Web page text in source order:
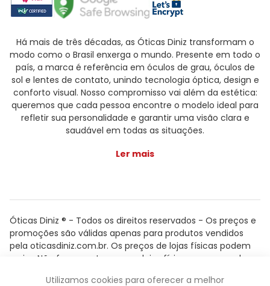
Há mais de três décadas, as Óticas Diniz transformam o
modo como o Brasil enxerga o mundo. Presente em todo o
país, a marca é referência em óculos de grau, óculos de
sol e lentes de contato, unindo tecnologia óptica, design e
conforto visual. Nosso compromisso vai além da estética:
queremos que cada pessoa encontre o modelo ideal para
refletir sua personalidade e garantir uma visão clara e
saudável em todas as situações.
Ler mais
Óticas Diniz ® - Todos os direitos reservados - Os preços e
promoções são válidas apenas para produtos vendidos
pela oticasdiniz.com.br. Os preços de lojas físicas podem
variar. Não fazemos trocas em lojas físicas, apenas pelo
Utilizamos cookies para oferecer a melhor